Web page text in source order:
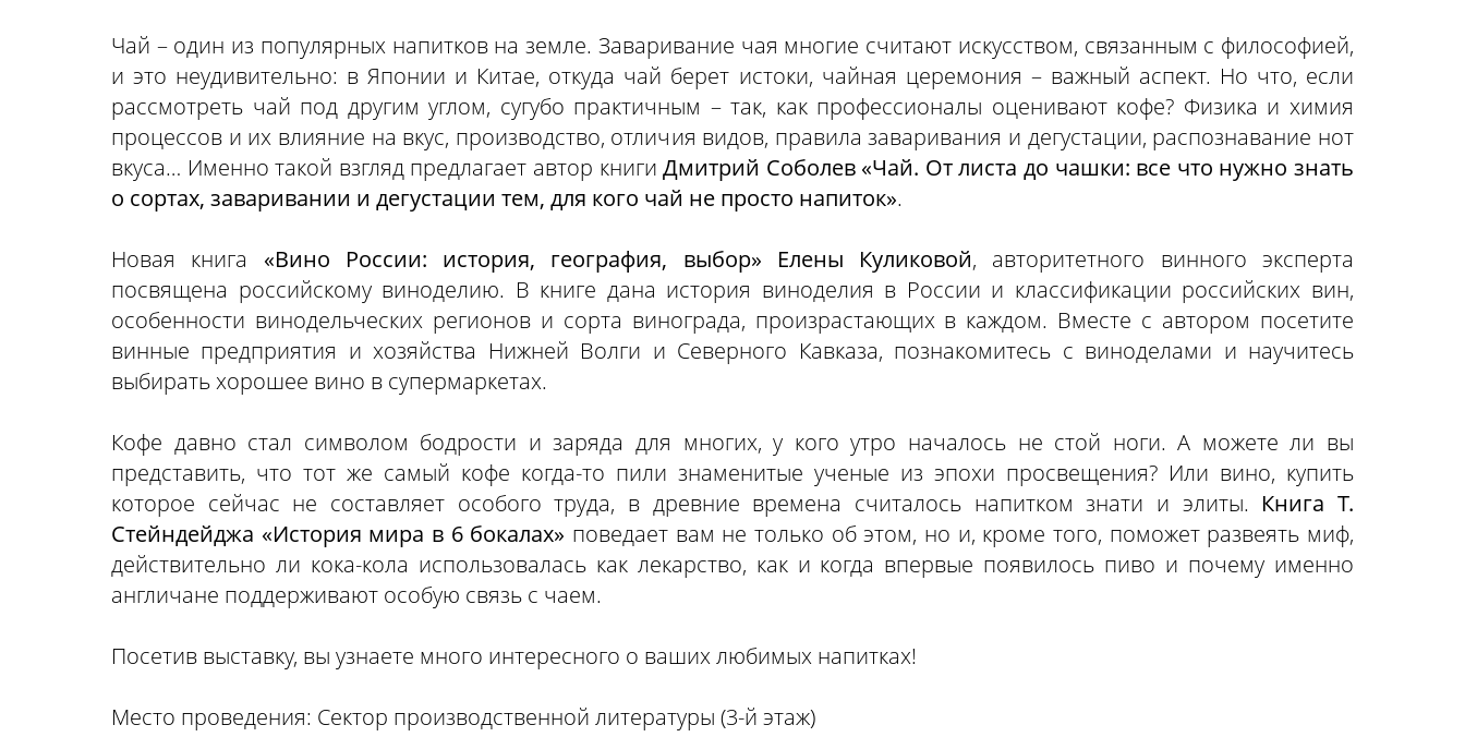
Чай – один из популярных напитков на земле. Заваривание чая многие считают искусством, связанным с философией,
и это неудивительно: в Японии и Китае, откуда чай берет истоки, чайная церемония – важный аспект. Но что, если
рассмотреть чай под другим углом, сугубо практичным – так, как профессионалы оценивают кофе? Физика и химия
процессов и их влияние на вкус, производство, отличия видов, правила заваривания и дегустации, распознавание нот
вкуса… Именно такой взгляд предлагает автор книгиДмитрий Соболев «Чай. От листа до чашки: все что нужно знать
о сортах, заваривании и дегустации тем, для кого чай не просто напиток».
Новая книга «Вино России: история, география, выбор» Елены Куликовой, авторитетного винного эксперта
посвящена российскому виноделию. В книге дана история виноделия в России и классификации российских вин,
особенности винодельческих регионов и сорта винограда, произрастающих в каждом. Вместе с автором посетите
винные предприятия и хозяйства Нижней Волги и Северного Кавказа, познакомитесь с виноделами и научитесь
выбирать хорошее вино в супермаркетах.
Кофе давно стал символом бодрости и заряда для многих, у кого утро началось не стой ноги. А можете ли вы
представить, что тот же самый кофе когда-то пили знаменитые ученые из эпохи просвещения? Или вино, купить
которое сейчас не составляет особого труда, в древние времена считалось напитком знати и элиты. Книга Т.
Стейндейджа «История мира в 6 бокалах» поведает вам не только об этом, но и, кроме того, поможет развеять миф,
действительно ли кока-кола использовалась как лекарство, как и когда впервые появилось пиво и почему именно
англичане поддерживают особую связь с чаем.
Посетив выставку, вы узнаете много интересного о ваших любимых напитках!
Место проведения: Сектор производственной литературы (3-й этаж)